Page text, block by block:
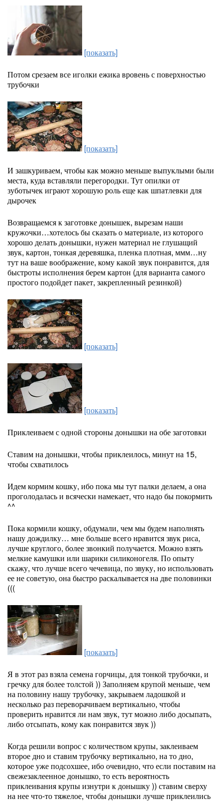
[показать]
Потом срезаем все иголки ежика вровень с поверхностью
трубочки
[показать]
И зашкуриваем, чтобы как можно меньше выпуклыми были
места, куда вставляли перегородки. Тут опилки от
зуботычек играют хорошую роль еще как шпатлевки для
дырочек
Возвращаемся к заготовке донышек, вырезам наши
кружочки…хотелось бы сказать о материале, из которого
хорошо делать донышки, нужен материал не глушащий
звук, картон, тонкая деревяшка, пленка плотная, ммм…ну
тут на ваше воображение, кому какой звук понравится, для
быстроты исполнения берем картон (для варианта самого
простого подойдет пакет, закрепленный резинкой)
[показать]
[показать]
Приклеиваем с одной стороны донышки на обе заготовки
Ставим на донышки, чтобы приклеилось, минут на 15,
чтобы схватилось
Идем кормим кошку, ибо пока мы тут палки делаем, а она
проголодалась и всячески намекает, что надо бы покормить
^^
Пока кормили кошку, обдумали, чем мы будем наполнять
нашу дождилку… мне больше всего нравится звук риса,
лучше круглого, более звонкий получается. Можно взять
мелкие камушки или шарики силиконогеля. По опыту
скажу, что лучше всего чечевица, по звуку, но использовать
ее не советую, она быстро раскалывается на две половинки
(((
[показать]
Я в этот раз взяла семена горчицы, для тонкой трубочки, и
гречку для более толстой )) Заполняем крупой меньше, чем
на половину нашу трубочку, закрываем ладошкой и
несколько раз переворачиваем вертикально, чтобы
проверить нравится ли нам звук, тут можно либо досыпать,
либо отсыпать, кому как понравится звук ))
Когда решили вопрос с количеством крупы, заклеиваем
второе дно и ставим трубочку вертикально, на то дно,
которое уже подсохшее, ибо очевидно, что если поставим на
свежезаклеенное донышко, то есть вероятность
приклеивания крупы изнутри к донышку )) ставим сверху
на нее что-то тяжелое, чтобы донышки лучше приклеились